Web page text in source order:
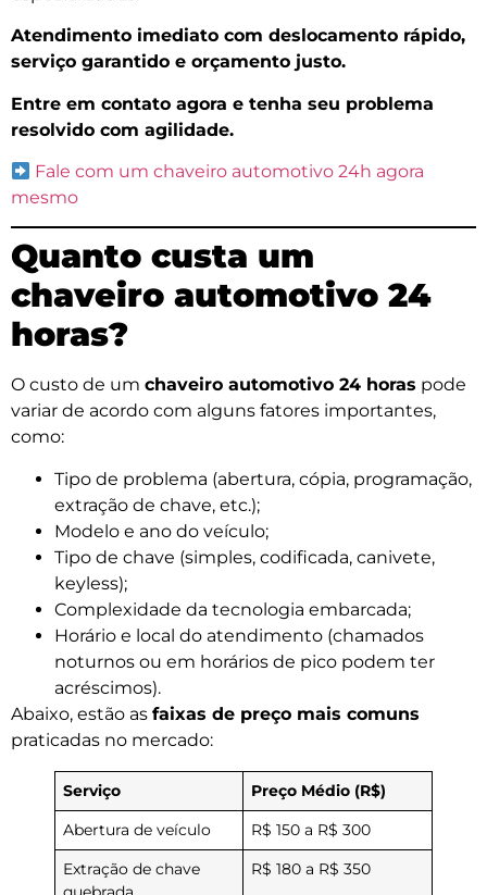
Atendimento imediato com deslocamento rápido,
serviço garantido e orçamento justo.
Entre em contato agora e tenha seu problema
resolvido com agilidade.
Fale com um chaveiro automotivo 24h agora
mesmo
Quanto custa um
chaveiro automotivo 24
horas?
O custo de um chaveiro automotivo 24 horas pode
variar de acordo com alguns fatores importantes,
como:
Tipo de problema (abertura, cópia, programação,
extração de chave, etc.);
Modelo e ano do veículo;
Tipo de chave (simples, codificada, canivete,
keyless);
Complexidade da tecnologia embarcada;
Horário e local do atendimento (chamados
noturnos ou em horários de pico podem ter
acréscimos).
Abaixo, estão as faixas de preço mais comuns
praticadas no mercado:
Serviço
Preço Médio (R$)
Abertura de veículo
R$ 150 a R$ 300
Extração de chave
R$ 180 a R$ 350